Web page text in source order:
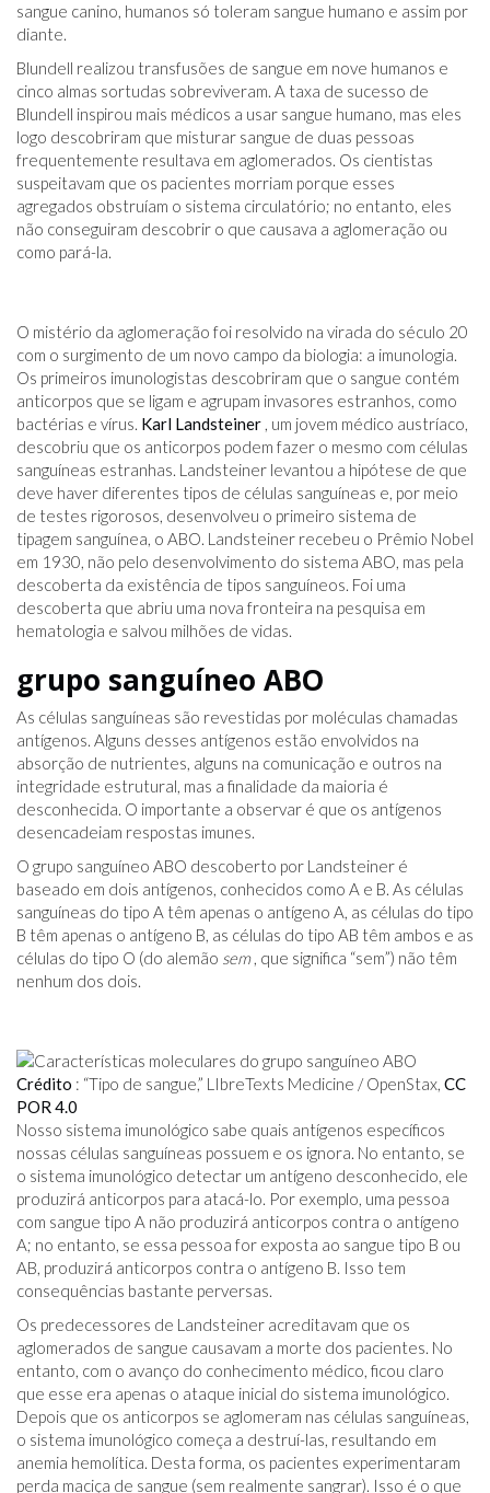
sangue canino, humanos só toleram sangue humano e assim por
diante.
Blundell realizou transfusões de sangue em nove humanos e
cinco almas sortudas sobreviveram. A taxa de sucesso de
Blundell inspirou mais médicos a usar sangue humano, mas eles
logo descobriram que misturar sangue de duas pessoas
frequentemente resultava em aglomerados. Os cientistas
suspeitavam que os pacientes morriam porque esses
agregados obstruíam o sistema circulatório; no entanto, eles
não conseguiram descobrir o que causava a aglomeração ou
como pará-la.
O mistério da aglomeração foi resolvido na virada do século 20
com o surgimento de um novo campo da biologia: a imunologia.
Os primeiros imunologistas descobriram que o sangue contém
anticorpos que se ligam e agrupam invasores estranhos, como
bactérias e vírus. Karl Landsteiner , um jovem médico austríaco,
descobriu que os anticorpos podem fazer o mesmo com células
sanguíneas estranhas. Landsteiner levantou a hipótese de que
deve haver diferentes tipos de células sanguíneas e, por meio
de testes rigorosos, desenvolveu o primeiro sistema de
tipagem sanguínea, o ABO. Landsteiner recebeu o Prêmio Nobel
em 1930, não pelo desenvolvimento do sistema ABO, mas pela
descoberta da existência de tipos sanguíneos. Foi uma
descoberta que abriu uma nova fronteira na pesquisa em
hematologia e salvou milhões de vidas.
grupo sanguíneo ABO
As células sanguíneas são revestidas por moléculas chamadas
antígenos. Alguns desses antígenos estão envolvidos na
absorção de nutrientes, alguns na comunicação e outros na
integridade estrutural, mas a finalidade da maioria é
desconhecida. O importante a observar é que os antígenos
desencadeiam respostas imunes.
O grupo sanguíneo ABO descoberto por Landsteiner é
baseado em dois antígenos, conhecidos como A e B. As células
sanguíneas do tipo A têm apenas o antígeno A, as células do tipo
B têm apenas o antígeno B, as células do tipo AB têm ambos e as
células do tipo O (do alemão sem, que significa “sem”) não têm
nenhum dos dois.
Crédito : “Tipo de sangue,” LIbreTexts Medicine / OpenStax, CC
POR 4.0
Nosso sistema imunológico sabe quais antígenos específicos
nossas células sanguíneas possuem e os ignora. No entanto, se
o sistema imunológico detectar um antígeno desconhecido, ele
produzirá anticorpos para atacá-lo. Por exemplo, uma pessoa
com sangue tipo A não produzirá anticorpos contra o antígeno
A; no entanto, se essa pessoa for exposta ao sangue tipo B ou
AB, produzirá anticorpos contra o antígeno B. Isso tem
consequências bastante perversas.
Os predecessores de Landsteiner acreditavam que os
aglomerados de sangue causavam a morte dos pacientes. No
entanto, com o avanço do conhecimento médico, ficou claro
que esse era apenas o ataque inicial do sistema imunológico.
Depois que os anticorpos se aglomeram nas células sanguíneas,
o sistema imunológico começa a destruí-las, resultando em
anemia hemolítica. Desta forma, os pacientes experimentaram
perda maciça de sangue (sem realmente sangrar). Isso é o que